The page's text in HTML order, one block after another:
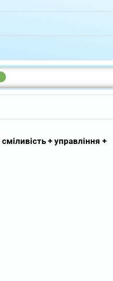
сміливість + управління +